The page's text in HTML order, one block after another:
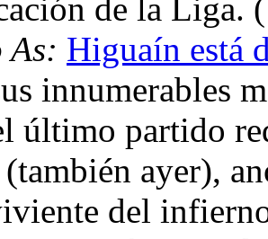
de la
Higuaín está
innumerables
último partido
ayer),
del